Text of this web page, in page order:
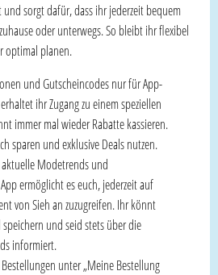
sorgt dafür, dass ihr jederzeit bequem
oder unterwegs. So bleibt ihr flexibel
optimal planen.
und Gutscheincodes nur für App-
ihr Zugang zu einem speziellen
immer mal wieder Rabatte kassieren.
sparen und exklusive Deals nutzen.
Modetrends und
ermöglicht es euch, jederzeit auf
von Sieh an zuzugreifen. Ihr könnt
und seid stets über die
informiert.
unter „Meine Bestellung